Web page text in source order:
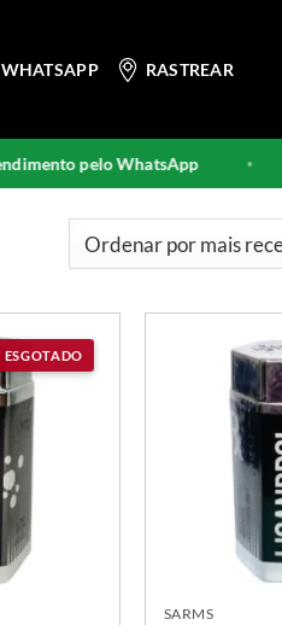
WHATSAPP RASTREAR
pelo WhatsApp
SARMS